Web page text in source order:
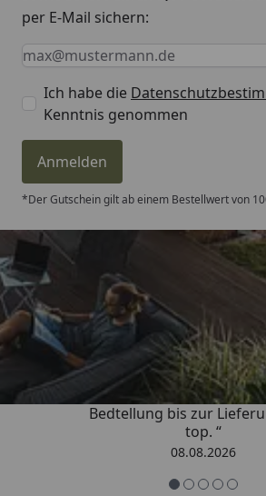
per E-Mail sichern:
Keine Eingabe erforderlich
Eingabe erforderlich
E-Mail *
Ich habe die
Kenntnis genommen
Anmelden
*Der Gutschein gilt ab einem Bestellwert von
Trusted Shops
4,81/ 5
„Von der Beschreigung
Bedtellung bis zur
top. “
08.08.2026